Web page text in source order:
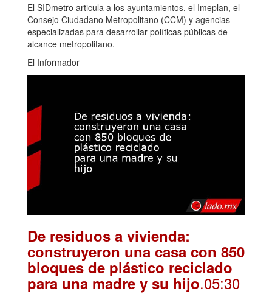
El SIDmetro articula a los ayuntamientos, el Imeplan, el
Consejo Ciudadano Metropolitano (CCM) y agencias
especializadas para desarrollar políticas públicas de
alcance metropolitano.
El Informador
De residuos a vivienda:
construyeron una casa con 850
bloques de plástico reciclado
para una madre y su hijo.05:30